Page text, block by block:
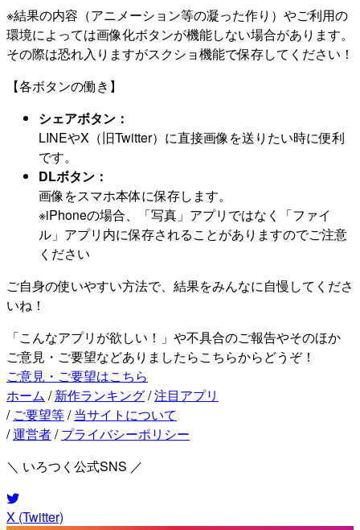
※結果の内容（アニメーション等の凝った作り）やご利用の
環境によっては画像化ボタンが機能しない場合があります。
その際は恐れ入りますがスクショ機能で保存してください！
【各ボタンの働き】
シェアボタン：
LINEやX（旧Twitter）に直接画像を送りたい時に便利
です。
DLボタン：
画像をスマホ本体に保存します。
※iPhoneの場合、「写真」アプリではなく「ファイ
ル」アプリ内に保存されることがありますのでご注意
ください
ご自身の使いやすい方法で、結果をみんなに自慢してくださ
いね！
「こんなアプリが欲しい！」や不具合のご報告やそのほか
ご意見・ご要望などありましたらこちらからどうぞ！
ご意見・ご要望はこちら
ホーム / 新作ランキング/注目アプリ
/ ご要望等/ 当サイトについて
/運営者/ プライバシーポリシー
＼ いろつく公式SNS ／
X (Twitter)